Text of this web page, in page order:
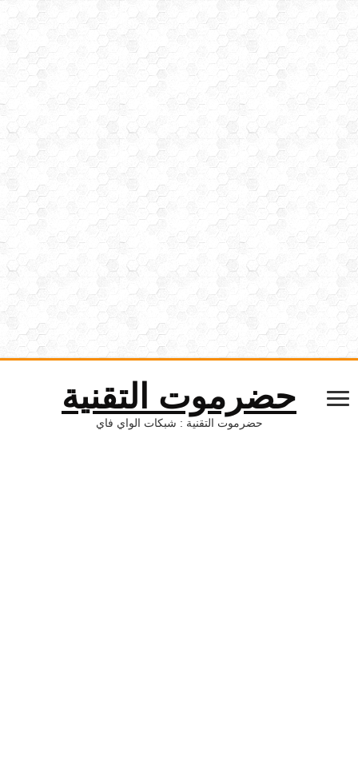
حضرموت التقنية
حضرموت التقنية : شبكات الواي فاي